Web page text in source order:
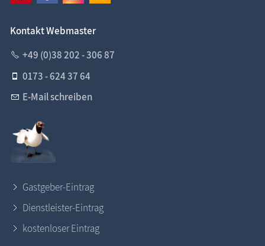
Kontakt Webmaster
+49 (0)38 202 - 306 87
0173 - 624 37 64
E-Mail schreiben
Gastgeber-Eintrag
Dienstleister-Eintrag
kostenloser Eintrag